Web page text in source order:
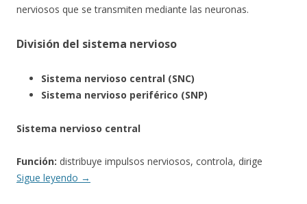
nerviosos que se transmiten mediante las neuronas.
División del sistema nervioso
Sistema nervioso central (SNC)
Sistema nervioso periférico (SNP)
Sistema nervioso central
Función: distribuye impulsos nerviosos, controla, dirige
Sigue leyendo →